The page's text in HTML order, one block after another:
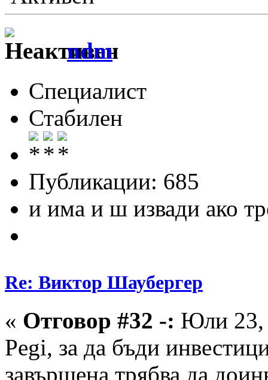
ndm
Специалист
Стабилен
Публикации: 685
и има и ш извади ако
Re: Виктор Шаубергер
« Отговор #32 -: Юли 23,
Pegi, за да бъди
завършена трябва да